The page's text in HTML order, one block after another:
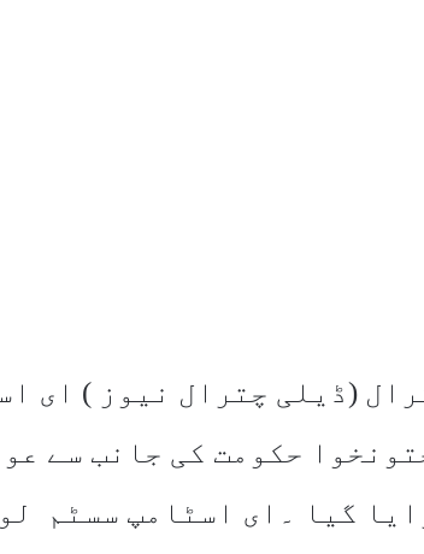
(ڈیلی چترال نیوز ) ای
حکومت کی جانب سے
گیا ۔ای اسٹامپ سسٹم